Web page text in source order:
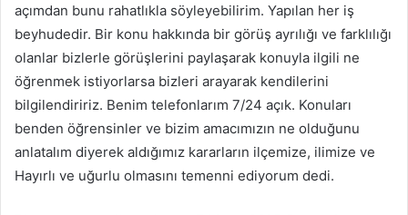
açımdan bunu rahatlıkla söyleyebilirim. Yapılan her iş
beyhudedir. Bir konu hakkında bir görüş ayrılığı ve farklılığı
olanlar bizlerle görüşlerini paylaşarak konuyla ilgili ne
öğrenmek istiyorlarsa bizleri arayarak kendilerini
bilgilendiririz. Benim telefonlarım 7/24 açık. Konuları
benden öğrensinler ve bizim amacımızın ne olduğunu
anlatalım diyerek aldığımız kararların ilçemize, ilimize ve
Hayırlı ve uğurlu olmasını temenni ediyorum dedi.